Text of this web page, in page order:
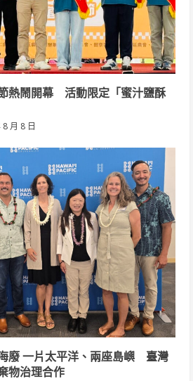
熱鬧開幕 活動限定「蜜汁鹽酥
月 8 日
廢 一片太平洋、兩座島嶼 臺灣
物治理合作